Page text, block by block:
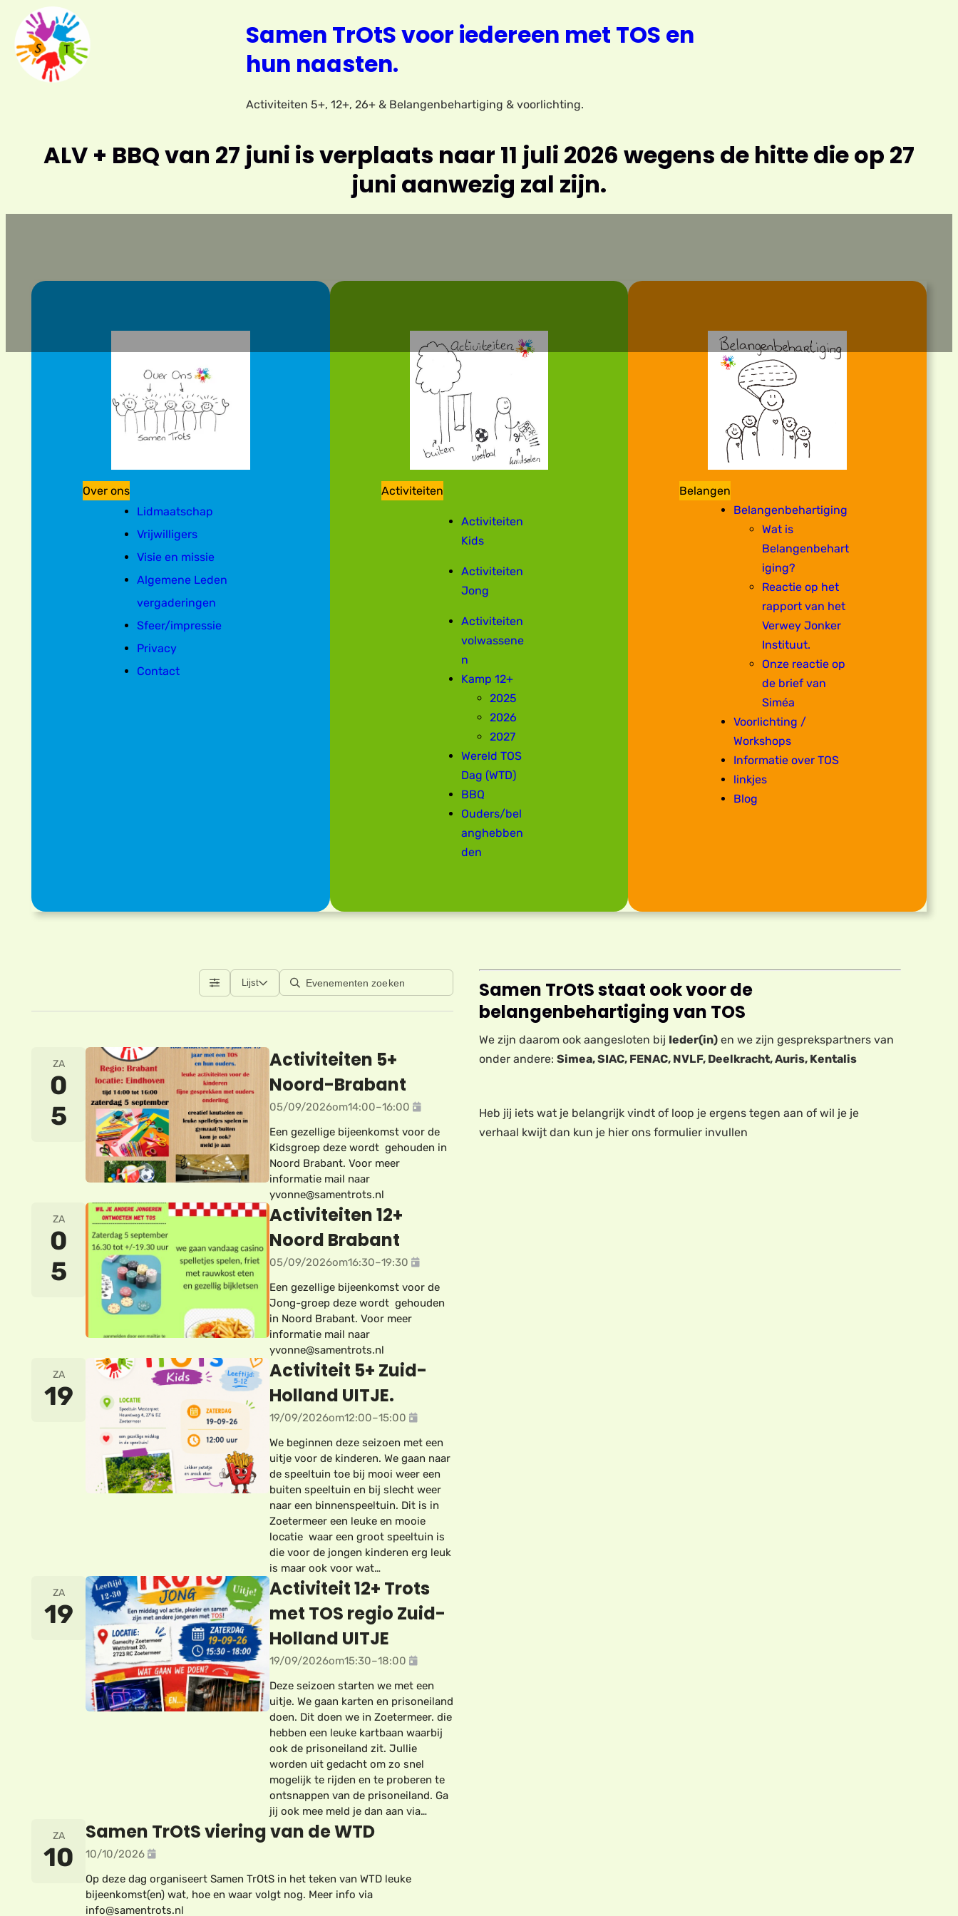
naar
de
inhoud
Samen TrOtS voor iedereen met TOS en
hun naasten.
Activiteiten 5+, 12+, 26+ & Belangenbehartiging & voorlichting.
ALV + BBQ van 27 juni is verplaats naar 11 juli 2026 wegens de hitte die op 27
juni aanwezig zal zijn.
Over ons
Lidmaatschap
Vrijwilligers
Visie en missie
Algemene Leden
vergaderingen
Sfeer/impressie
Privacy
Contact
Activiteiten
Activiteiten
Kids
Activiteiten
Jong
Activiteiten
volwassene
n
Kamp 12+
2025
2026
2027
Wereld TOS
Dag (WTD)
BBQ
Ouders/bel
anghebben
den
Belangen
Belangenbehartiging
Wat is
Belangenbehart
iging?
Reactie op het
rapport van het
Verwey Jonker
Instituut.
Onze reactie op
de brief van
Siméa
Voorlichting /
Workshops
Informatie over TOS
linkjes
Blog
Lijst
ZA
0
5
Activiteiten 5+
Noord-Brabant
05/09/2026om14:00–16:00
Een gezellige bijeenkomst voor de
Kidsgroep deze wordt gehouden in
Noord Brabant. Voor meer
informatie mail naar
yvonne@samentrots.nl
ZA
0
5
Activiteiten 12+
Noord Brabant
05/09/2026om16:30–19:30
Een gezellige bijeenkomst voor de
Jong-groep deze wordt gehouden
in Noord Brabant. Voor meer
informatie mail naar
yvonne@samentrots.nl
ZA
19
Activiteit 5+ Zuid-
Holland UITJE.
19/09/2026om12:00–15:00
We beginnen deze seizoen met een
uitje voor de kinderen. We gaan naar
de speeltuin toe bij mooi weer een
buiten speeltuin en bij slecht weer
naar een binnenspeeltuin. Dit is in
Zoetermeer een leuke en mooie
locatie waar een groot speeltuin is
die voor de jongen kinderen erg leuk
is maar ook voor wat…
ZA
19
Activiteit 12+ Trots
met TOS regio Zuid-
Holland UITJE
19/09/2026om15:30–18:00
Deze seizoen starten we met een
uitje. We gaan karten en prisoneiland
doen. Dit doen we in Zoetermeer. die
hebben een leuke kartbaan waarbij
ook de prisoneiland zit. Jullie
worden uit gedacht om zo snel
mogelijk te rijden en te proberen te
ontsnappen van de prisoneiland. Ga
jij ook mee meld je dan aan via…
ZA
10
Samen TrOtS viering van de WTD
10/10/2026
Op deze dag organiseert Samen TrOtS in het teken van WTD leuke
bijeenkomst(en) wat, hoe en waar volgt nog. Meer info via
info@samentrots.nl
Samen TrOtS staat ook voor de
belangenbehartiging van TOS
We zijn daarom ook aangesloten bij Ieder(in) en we zijn gesprekspartners van
onder andere: Simea, SIAC, FENAC, NVLF, Deelkracht, Auris, Kentalis
Heb jij iets wat je belangrijk vindt of loop je ergens tegen aan of wil je je
verhaal kwijt dan kun je hier ons formulier invullen